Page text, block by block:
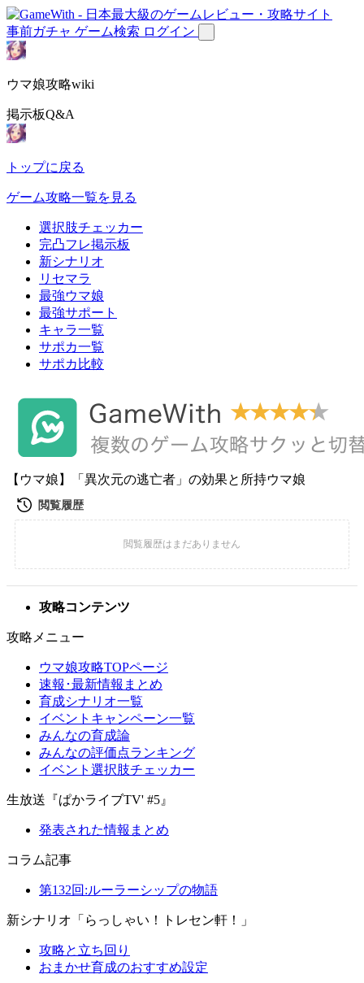
事前ガチャ ゲーム検索 ログイン
ウマ娘攻略wiki
掲示板Q&A
トップに戻る
ゲーム攻略一覧を見る
選択肢チェッカー
完凸フレ掲示板
新シナリオ
リセマラ
最強ウマ娘
最強サポート
キャラ一覧
サポカ一覧
サポカ比較
【ウマ娘】「異次元の逃亡者」の効果と所持ウマ娘
攻略コンテンツ
攻略メニュー
ウマ娘攻略TOPページ
速報･最新情報まとめ
育成シナリオ一覧
イベントキャンペーン一覧
みんなの育成論
みんなの評価点ランキング
イベント選択肢チェッカー
生放送『ぱかライブTV' #5』
発表された情報まとめ
コラム記事
第132回:ルーラーシップの物語
新シナリオ「らっしゃい！トレセン軒！」
攻略と立ち回り
おまかせ育成のおすすめ設定